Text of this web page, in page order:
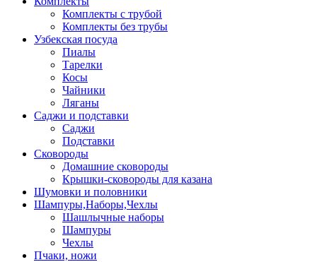
Комплекты с трубой
Комплекты без трубы
Узбекская посуда
Пиалы
Тарелки
Косы
Чайники
Ляганы
Саджи и подставки
Саджи
Подставки
Сковороды
Домашние сковороды
Крышки-сковороды для казана
Шумовки и половники
Шампуры,Наборы,Чехлы
Шашлычные наборы
Шампуры
Чехлы
Пчаки, ножи